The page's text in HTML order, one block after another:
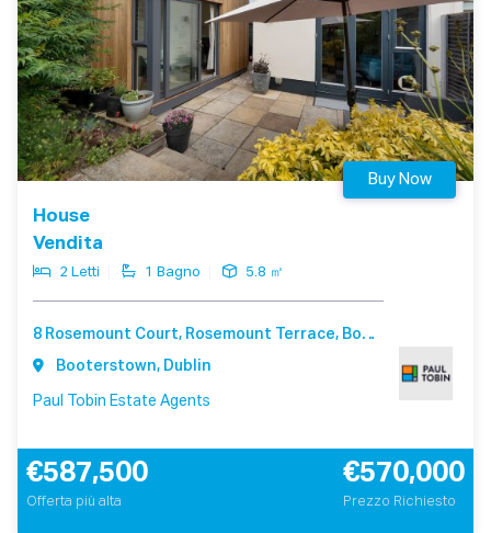
House
Vendita
2 Letti 1 Bagno 5.8 ㎡
Buy Now
8 Rosemount Court, Rosemount Terrace, Booterstown Dublin A94 F540
Booterstown, Dublin
Paul Tobin Estate Agents
€587,500
Offerta più alta
€570,000
Prezzo Richiesto